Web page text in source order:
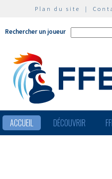
Plan du site |
Rechercher un joueur
ACCUEIL DÉCOUVRIR